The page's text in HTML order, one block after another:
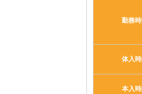
勤務時
体入
本入